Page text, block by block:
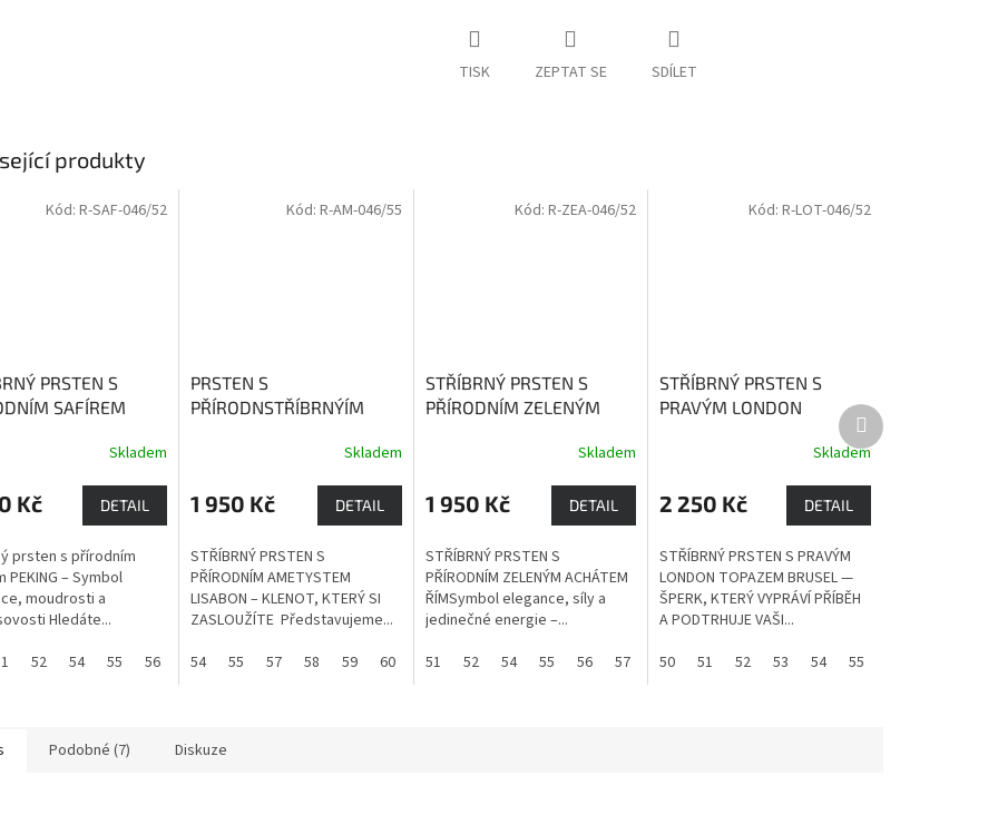
TISK ZEPTAT SE SDÍLET
produkty
PRSTEN S
SAFÍREM
upřímnosti a
Skladem
Kč DETAIL
prsten s přírodním
PEKING – Symbol
moudrosti a
Hledáte...
52 54 55 56 57 58 60
Kód: R-SAF-046/52
PRSTEN S
PŘÍRODNSTŘÍBRNÝÍM
přirozenou intuici a je
zdrojem léčivé a
Skladem
1 950 Kč DETAIL
STŘÍBRNÝ PRSTEN S
PŘÍRODNÍM AMETYSTEM
LISABON – KLENOT, KTERÝ SI
ZASLOUŽÍTE Představujeme...
54
55 57 58 59 60
Kód: R-AM-046/55
STŘÍBRNÝ PRSTEN S
PŘÍRODNÍM ZELENÝM
achát má harmonizující
vliv na celý organismus.
Skladem
1 950 Kč DETAIL
STŘÍBRNÝ PRSTEN S
PŘÍRODNÍM ZELENÝM ACHÁTEM
ŘÍMSymbol elegance, síly a
jedinečné energie –...
51
52 54 55 56 57 58 59 60
Kód:R-ZEA-046/52
STŘÍBRNÝ PRSTEN S
PRAVÝM LONDON
London
Topaz je kámen, který
přináší radost, štědrost,
hojnost a pevné zdraví.
Skladem
2 250 Kč DETAIL
STŘÍBRNÝ PRSTEN S PRAVÝM
LONDON TOPAZEM BRUSEL —
ŠPERK, KTERÝ VYPRÁVÍ PŘÍBĚH
A PODTRHUJE VAŠI...
50
51 52 53 54 55
Kód: R-LOT-046/52
Další
produkt
Podobné (7) Diskuze